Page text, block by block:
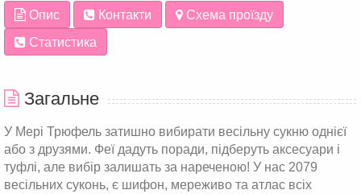
Опис Контакти
Схема проїзду
Статистика
Загальне
У Мері Трюфель затишно вибирати весільну сукню однієї
або з друзями. Феї дадуть поради, підберуть аксесуари і
туфлі, але вибір залишать за нареченою! У нас 2079
весільних суконь, є шифон, мереживо та атлас всіх